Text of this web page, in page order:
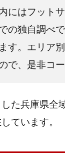
にはフット
の独自調べ
す。エリア
で、是非コ
た兵庫県全
ています。